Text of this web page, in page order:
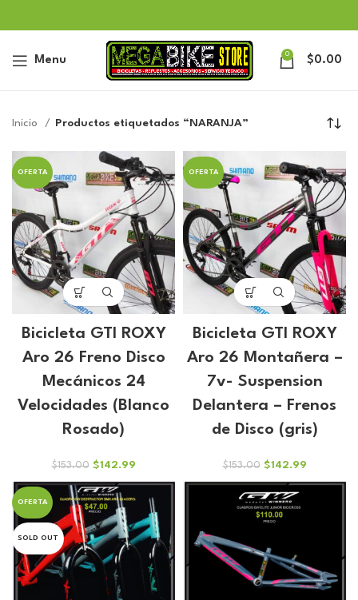
Menu 0 $0.00
Inicio Productos etiquetados “NARANJA”
OFERTA
Bicicleta GTI ROXY
Aro 26 Freno Disco
Mecánicos 24
Velocidades (Blanco
Rosado)
$153.00 El
precio
original
era:
$153.00.
$142.99El
precio
actual
$142.99.
OFERTA
Bicicleta GTI ROXY
Aro 26 Montañera –
7v- Suspension
Delantera – Frenos
de Disco (gris)
$153.00 El
precio
original
era:
$153.00.
$142.99El
precio
OFERTA
SOLD OUT